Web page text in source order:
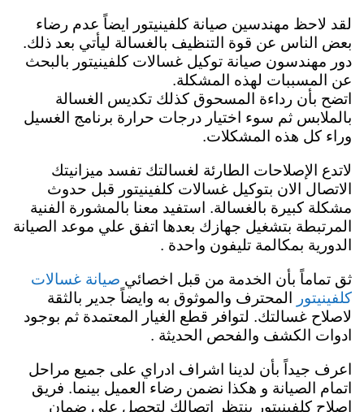
لقد لاحظ مهندسين صيانة كلفينيتور ايضاً عدم رضاء
بعض الناس عن قوة التنظيف بالغسالة ليأتي بعد ذلك.
دور مهندسون صيانة توكيل غسالات كلفينيتور بالبحث
عن المسببات لهذه المشكلة.
اتضح بأن رداءة المسحوق كذلك تكديس الغسالة
بالملابس ثم سوء اختيار درجات حرارة برنامج الغسيل
وراء كل هذه المشكلات.
لاتدع الإصلاحات الطارئة لغسالتك تفسد ميزانيتك
الاتصال الان بتوكيل غسالات كلفينيتور قبل حدوث
مشكلة كبيرة بالغسالة. استفيد معنا بالمشورة الفنية
المرتبطة بتشغيل جهازك بعدها اتفق علي موعد الصيانة
الدورية بمكالمة تليفون واحدة .
ثق تماماً بأن الخدمة من قبل اخصائي صيانة غسالات
كلفينيتور
المحترف والموثوق به وايضاً جدير بالثقة
لاصلاح غسالتك. لتوافر قطع الغيار المعتمدة ثم بوجود
ادوات الكشف والفحص الحديثة .
اعرف جيداً بأن لدينا اشراف ادراي على جميع مراحل
اتمام الصيانة و هكذا نضمن رضاء العميل بينما. فريق
اصلاح كلفينيتور ينتظر اتصالك لتحصل علي ضمان